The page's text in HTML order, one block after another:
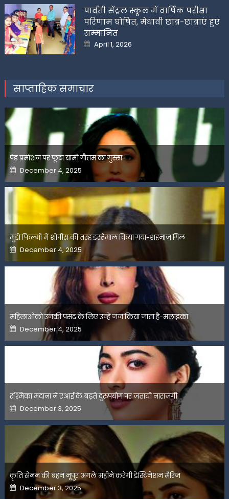
पार्वती सेंट्रल स्कूल में वार्षिक परीक्षा
परिणाम घोषित, मेधावी छात्र-छात्राएं हुए
सम्मानित
Posted
on
April 1, 2026
साप्ताहिक समाचार
पेड प्रमोशन पर फूटा यामी गौतम का गुस्सा
Posted
on
December 4, 2025
मुझे फिल्मों में शोपीस की तरह इस्तेमाल किया गया-शहनाज गिल
Posted
on
December 4, 2025
महिलाओंको उनकी पसंद के लिए उन्हें जज किया जाता है-मलाइका
Posted
on
December 4, 2025
रश्मिका मंदाना ने एआई के बढ़ते दुरुपयोग पर जतायी नाराजगी
Posted
on
December 3, 2025
कृति सेनन की बहन नूपुर अगले महीने करेंगी डेस्टिनेशन मैरिज
Posted
on
December 3, 2025